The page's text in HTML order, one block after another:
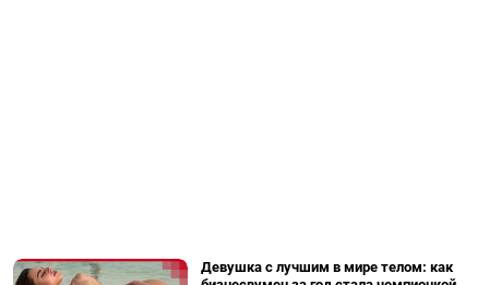
Девушка с лучшим в мире телом: как